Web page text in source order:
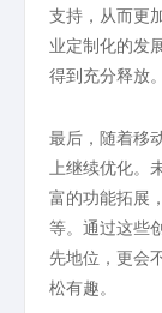
支持，从而更
业定制化的发
得到充分释放。
最后，随着移
上继续优化。
富的功能拓展
等。通过这些
先地位，更会
松有趣。